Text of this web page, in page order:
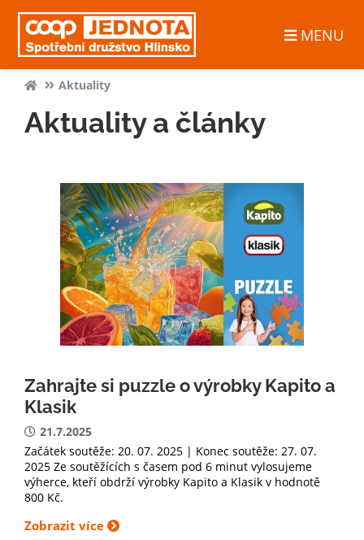
MENU
Aktuality
Aktuality a články
Zahrajte si puzzle o výrobky Kapito a
Klasik
21.7.2025
Začátek soutěže: 20. 07. 2025 | Konec soutěže: 27. 07.
2025 Ze soutěžících s časem pod 6 minut vylosujeme
výherce, kteří obdrží výrobky Kapito a Klasik v hodnotě
800 Kč.
Zobrazit více